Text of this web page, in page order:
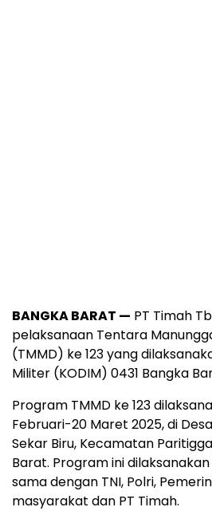
BANGKA BARAT — PT Timah
pelaksanaan Tentara
(TMMD) ke 123 yang
Militer (KODIM) 0431 Bangka
Program TMMD ke 123
Februari-20 Maret 2025, di
Sekar Biru, Kecamatan
Barat. Program ini
sama dengan TNI, Polri,
masyarakat dan PT Timah.